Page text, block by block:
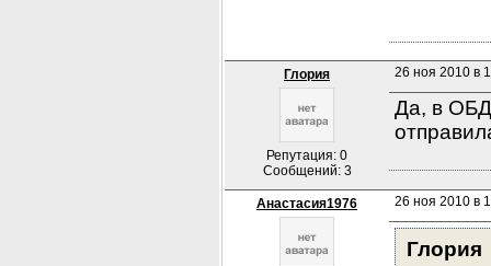
Глория
Репутация: 0
Сообщений: 3
26 ноя 2010 в
Да, в
Анастасия1976 26 ноя 2010 в
Глория